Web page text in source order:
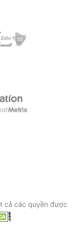
cả các quyền được